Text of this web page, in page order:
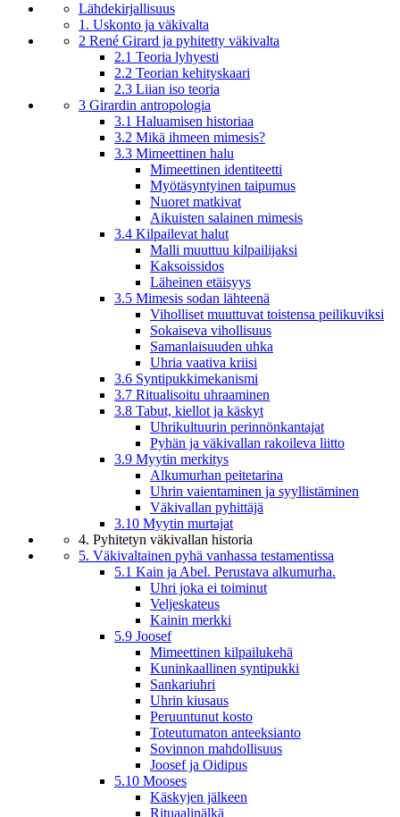
Lähdekirjallisuus
1. Uskonto ja väkivalta
2 René Girard ja pyhitetty väkivalta
2.1 Teoria lyhyesti
2.2 Teorian kehityskaari
2.3 Liian iso teoria
3 Girardin antropologia
3.1 Haluamisen historiaa
3.2 Mikä ihmeen mimesis?
3.3 Mimeettinen halu
Mimeettinen identiteetti
Myötäsyntyinen taipumus
Nuoret matkivat
Aikuisten salainen mimesis
3.4 Kilpailevat halut
Malli muuttuu kilpailijaksi
Kaksoissidos
Läheinen etäisyys
3.5 Mimesis sodan lähteenä
Viholliset muuttuvat toistensa peilikuviksi
Sokaiseva vihollisuus
Samanlaisuuden uhka
Uhria vaativa kriisi
3.6 Syntipukkimekanismi
3.7 Ritualisoitu uhraaminen
3.8 Tabut, kiellot ja käskyt
Uhrikultuurin perinnönkantajat
Pyhän ja väkivallan rakoileva liitto
3.9 Myytin merkitys
Alkumurhan peitetarina
Uhrin vaientaminen ja syyllistäminen
Väkivallan pyhittäjä
3.10 Myytin murtajat
4. Pyhitetyn väkivallan historia
5. Väkivaltainen pyhä vanhassa testamentissa
5.1 Kain ja Abel. Perustava alkumurha.
Uhri joka ei toiminut
Veljeskateus
Kainin merkki
5.9 Joosef
Mimeettinen kilpailukehä
Kuninkaallinen syntipukki
Sankariuhri
Uhrin kiusaus
Peruuntunut kosto
Toteutumaton anteeksianto
Sovinnon mahdollisuus
Joosef ja Oidipus
5.10 Mooses
Käskyjen jälkeen
Rituaalinälkä